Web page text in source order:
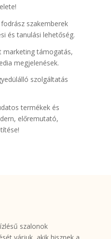
szakemberek
és tanulási lehetőség.
támogatás,
megjelenések.
szolgáltatás
termékek és
előremutató,
szalonok